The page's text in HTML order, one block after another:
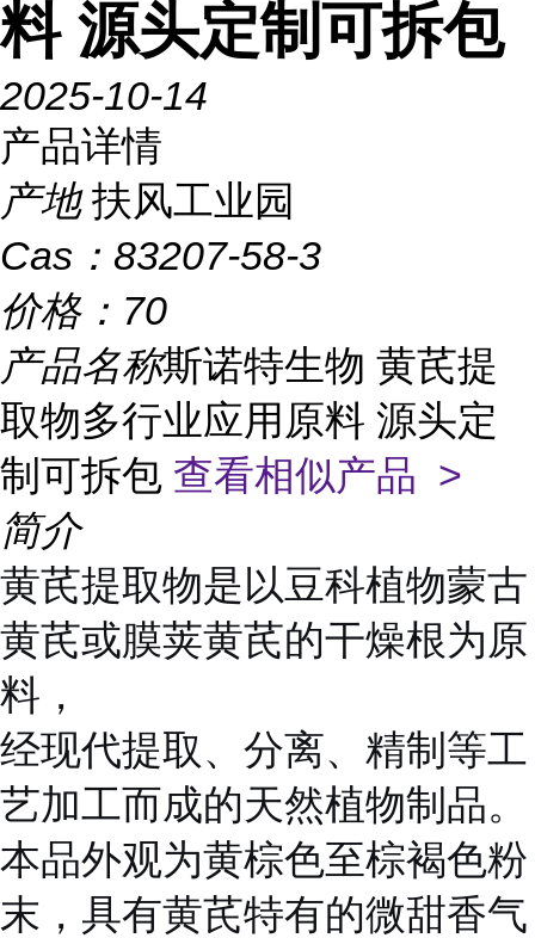
料 源头定制可拆包
2025-10-14
产品详情
产地 扶风工业园
Cas： 83207-58-3
价格： 70
产品名称斯诺特生物 黄芪提
取物多行业应用原料 源头定
制可拆包 查看相似产品 >
简介
黄芪提取物是以豆科植物蒙古
黄芪或膜荚黄芪的干燥根为原
料，
经现代提取、分离、精制等工
艺加工而成的天然植物制品。
本品外观为黄棕色至棕褐色粉
末，具有黄芪特有的微甜香气